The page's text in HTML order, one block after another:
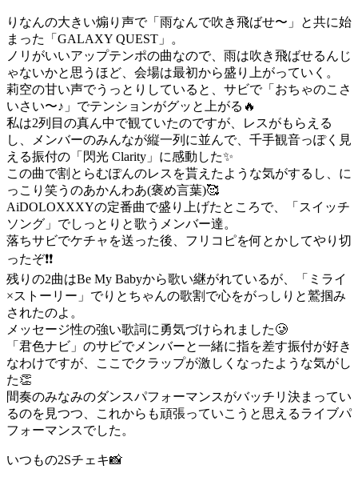
りなんの大きい煽り声で「雨なんで吹き飛ばせ〜」と共に始
まった「GALAXY QUEST」。
ノリがいいアップテンポの曲なので、雨は吹き飛ばせるんじ
ゃないかと思うほど、会場は最初から盛り上がっていく。
莉空の甘い声でうっとりしていると、サビで「おちゃのこさ
いさい〜♪」でテンションがグッと上がる🔥
私は2列目の真ん中で観ていたのですが、レスがもらえる
し、メンバーのみんなが縦一列に並んで、千手観音っぽく見
える振付の「閃光 Clarity」に感動した✨
この曲で割とらむぽんのレスを貰えたような気がするし、に
っこり笑うのあかんわあ(褒め言葉)🥰
AiDOLOXXXYの定番曲で盛り上げたところで、「スイッチ
ソング」でしっとりと歌うメンバー達。
落ちサビでケチャを送った後、フリコピを何とかしてやり切
ったぞ❗️❗️
残りの2曲はBe My Babyから歌い継がれているが、「ミライ
×ストーリー」でりとちゃんの歌割で心をがっしりと鷲掴み
されたのよ。
メッセージ性の強い歌詞に勇気づけられました🥲
「君色ナビ」のサビでメンバーと一緒に指を差す振付が好き
なわけですが、ここでクラップが激しくなったような気がし
た👏
間奏のみなみのダンスパフォーマンスがバッチリ決まってい
るのを見つつ、これからも頑張っていこうと思えるライブパ
フォーマンスでした。
いつもの2Sチェキ📸